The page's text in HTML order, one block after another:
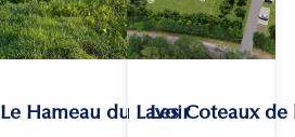
Le Hameau du LavoirLes Coteaux